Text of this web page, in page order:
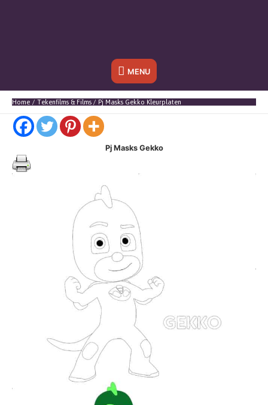
Onder
header
MENU
Home Tekenfilms & Films Pj Masks Gekko Kleurplaten
Pj Masks Gekko